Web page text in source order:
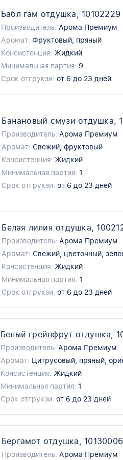
Бабл гам отдушка, 10102229
Производитель: Арома Премиум
Аромат: Фруктовый, пряный
Консистенция: Жидкий
Минимальная партия: 9
Срок отгрукзи: от 6 до 23 дней
Банановый смузи отдушка,
Производитель: Арома Премиум
Аромат: Свежий, фруктовый
Консистенция: Жидкий
Минимальная партия: 1
Срок отгрукзи: от 6 до 23 дней
Белая лилия отдушка,
Производитель: Арома Премиум
Аромат: Свежий, цветочный,
Консистенция: Жидкий
Минимальная партия: 1
Срок отгрукзи: от 6 до 23 дней
Белый грейпфрут отдушка,
Производитель: Арома Премиум
Аромат: Цитрусовый, пряный,
Консистенция: Жидкий
Минимальная партия: 1
Срок отгрукзи: от 6 до 23 дней
Бергамот отдушка, 10130006
Производитель: Арома Премиум